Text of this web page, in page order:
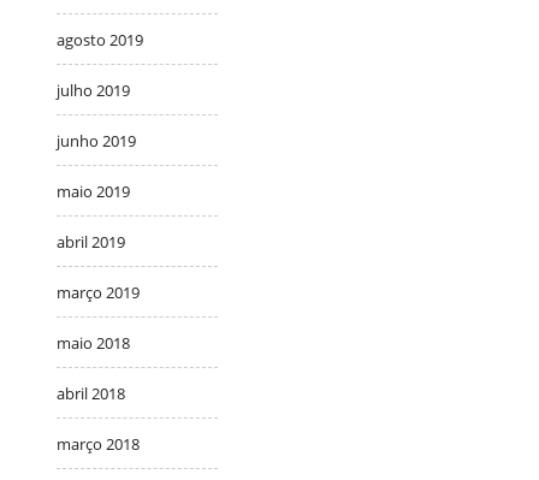
agosto 2019
julho 2019
junho 2019
maio 2019
abril 2019
março 2019
maio 2018
abril 2018
março 2018